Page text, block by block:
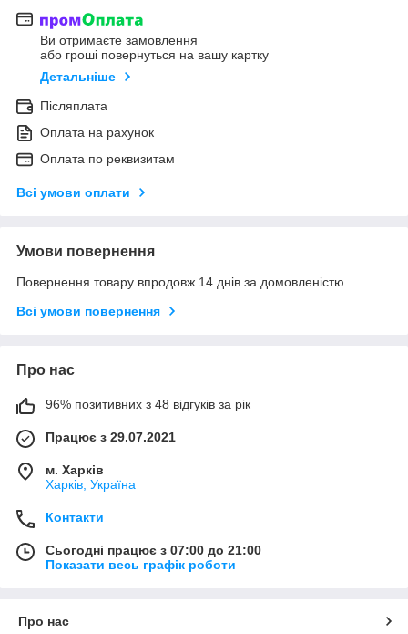
Ви отримаєте замовлення
або гроші повернуться на вашу картку
Детальніше
Післяплата
Оплата на рахунок
Оплата по реквизитам
Всі умови оплати
Умови повернення
Повернення товару впродовж 14 днів за домовленістю
Всі умови повернення
Про нас
96% позитивних з 48 відгуків за рік
Працює з 29.07.2021
м. Харків
Харків, Україна
Контакти
Сьогодні працює з 07:00 до 21:00
Показати весь графік роботи
Про нас